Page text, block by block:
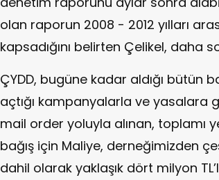
olan raporun 2008 - 2012 yılları
kapsadığını belirten Çelikel, daha
ÇYDD, bugüne kadar aldığı bütün
açtığı kampanyalarla ve yasalara
mail order yoluyla alınan, toplamı
bağış için Maliye, derneğimizden
dahil olarak yaklaşık dört milyon